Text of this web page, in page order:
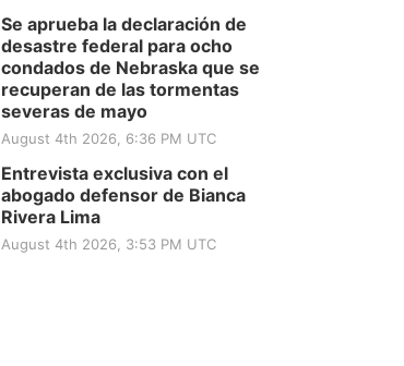
Se aprueba la declaración de
desastre federal para ocho
condados de Nebraska que se
recuperan de las tormentas
severas de mayo
August 4th 2026, 6:36 PM UTC
Entrevista exclusiva con el
abogado defensor de Bianca
Rivera Lima
August 4th 2026, 3:53 PM UTC